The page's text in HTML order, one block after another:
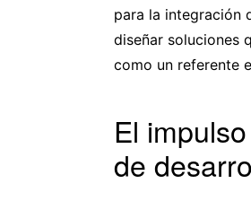
para la integración
diseñar soluciones
como un referente
El
de